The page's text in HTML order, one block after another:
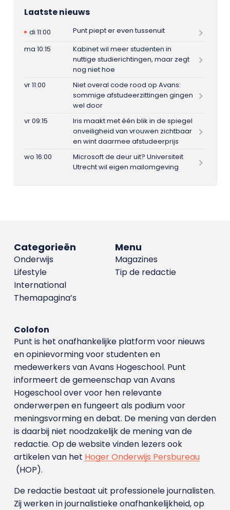
Laatste nieuws
di 11:00
Punt piept er even tussenuit
ma 10:15
Kabinet wil meer studenten in
nuttige studierichtingen, maar zegt
nog niet hoe
vr 11:00
Niet overal code rood op Avans:
sommige afstudeerzittingen gingen
wel door
vr 09:15
Iris maakt met één blik in de spiegel
onveiligheid van vrouwen zichtbaar
en wint daarmee afstudeerprijs
wo 16:00
Microsoft de deur uit? Universiteit
Utrecht wil eigen mailomgeving
Menu
Magazines
Tip de redactie
Categorieën
Onderwijs
Lifestyle
International
Themapagina’s
Colofon
Punt is het onafhankelijke platform voor nieuws
en opinievorming voor studenten en
medewerkers van Avans Hoge­school. Punt
informeert de gemeenschap van Avans
Hogeschool over voor hen relevante
onderwerpen en fungeert als podium voor
meningsvorming en debat. De mening van derden
is daarbij niet noodzakelijk de mening van de
redactie. Op de website vinden lezers ook
artikelen van het Hoger Onderwijs Persbureau
(HOP).
De redactie bestaat uit professionele journalisten.
Zij werken in journalistieke onafhankelijkheid, op